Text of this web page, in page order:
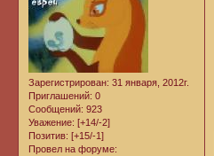
Зарегистрирован: 31 января, 2012г.
Приглашений: 0
Сообщений: 923
Уважение: [+14/-2]
Позитив: [+15/-1]
Провел на форуме: